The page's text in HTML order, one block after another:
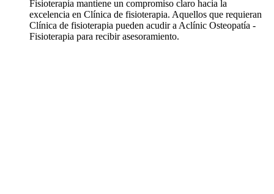
Fisioterapia mantiene un compromiso claro hacia la
excelencia en Clínica de fisioterapia. Aquellos que requieran
Clínica de fisioterapia pueden acudir a Aclínic Osteopatía -
Fisioterapia para recibir asesoramiento.